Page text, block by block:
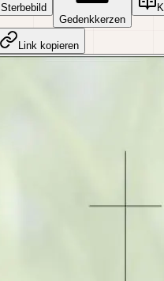
Sterbebild
Gedenkkerzen
Link kopieren